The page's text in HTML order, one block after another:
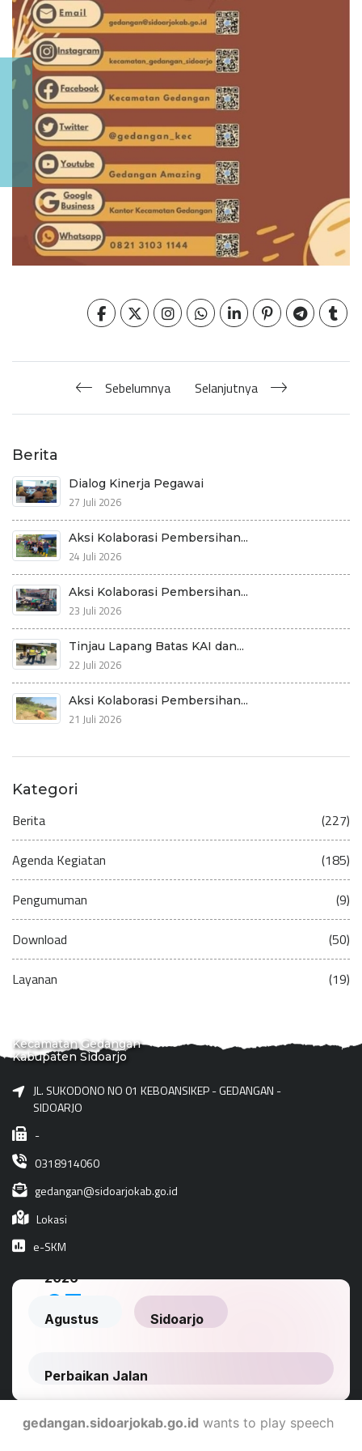
Sebelumnya Selanjutnya
Berita
Dialog Kinerja Pegawai
27 Juli 2026
Aksi Kolaborasi Pembersihan...
24 Juli 2026
Aksi Kolaborasi Pembersihan...
23 Juli 2026
Tinjau Lapang Batas KAI dan...
22 Juli 2026
Aksi Kolaborasi Pembersihan...
21 Juli 2026
Kategori
Berita (227)
Agenda Kegiatan (185)
Pengumuman (9)
Download (50)
Layanan (19)
Kecamatan Gedangan
Kabupaten Sidoarjo
JL. SUKODONO NO 01 KEBOANSIKEP - GEDANGAN -
SIDOARJO
-
0318914060
gedangan@sidoarjokab.go.id
Lokasi
e-SKM
gedangan.sidoarjokab.go.id wants to play speech